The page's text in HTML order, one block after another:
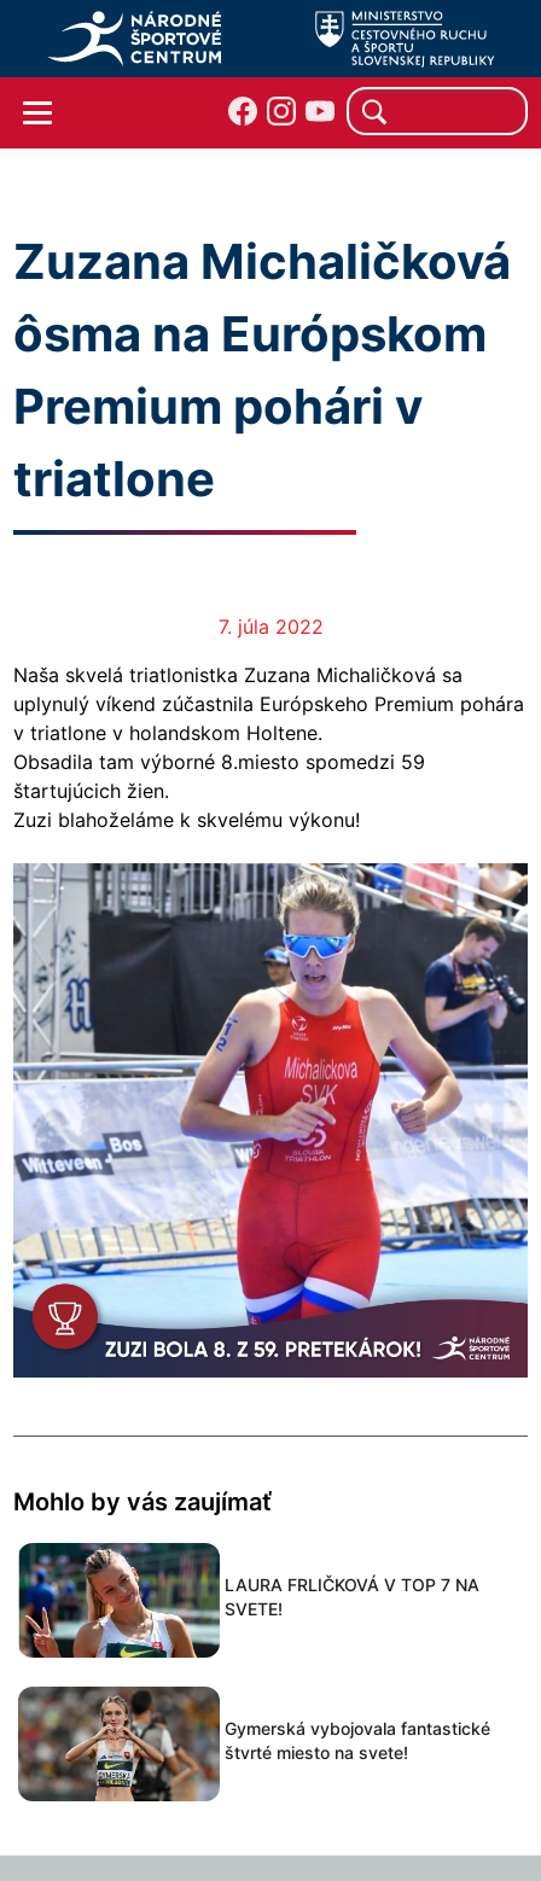
Zuzana Michaličková
ôsma na Európskom
Premium pohári v
triatlone
7. júla 2022
Naša skvelá triatlonistka Zuzana Michaličková sa
uplynulý víkend zúčastnila Európskeho Premium pohára
v triatlone v holandskom Holtene.
Obsadila tam výborné 8.miesto spomedzi 59
štartujúcich žien.
Zuzi blahoželáme k skvelému výkonu!
Mohlo by vás zaujímať
LAURA FRLIČKOVÁ V TOP 7 NA
SVETE!
Gymerská vybojovala fantastické
štvrté miesto na svete!